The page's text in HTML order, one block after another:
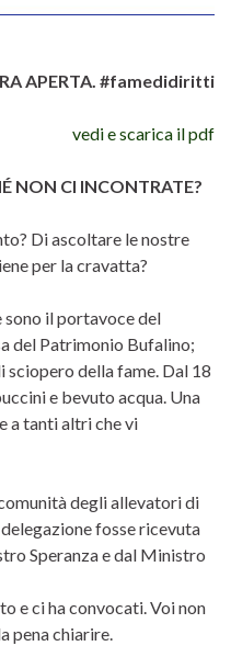
APERTA. #famedidiritti
vedi e scarica il pdf
NON CI INCONTRATE?
Di ascoltare le nostre
per la cravatta?
sono il portavoce del
del Patrimonio Bufalino;
sciopero della fame. Dal 18
e bevuto acqua. Una
a tanti altri che vi
degli allevatori di
fosse ricevuta
Speranza e dal Ministro
e ci ha convocati. Voi non
pena chiarire.